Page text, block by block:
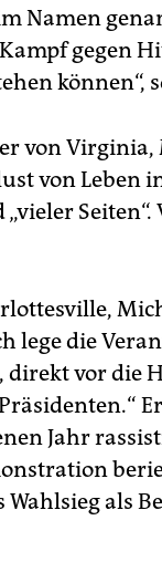
Namen
gegen
können“,
von
von Leben
lege die
vor die
Jahr
als